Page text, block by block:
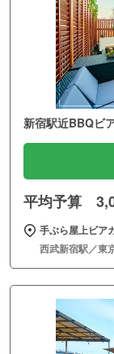
新宿駅近BBQビ
平均予算
手ぶら屋上ビア
西武新宿駅／東